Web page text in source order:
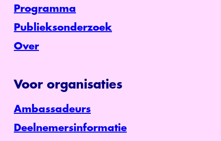
Programma
Publieksonderzoek
Over
Voor organisaties
Ambassadeurs
Deelnemersinformatie